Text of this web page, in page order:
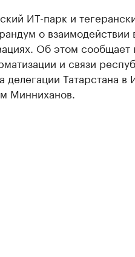
ИТ-парк и
о взаимодействии
Об этом
и связи
делегации Татарстана
Минниханов.